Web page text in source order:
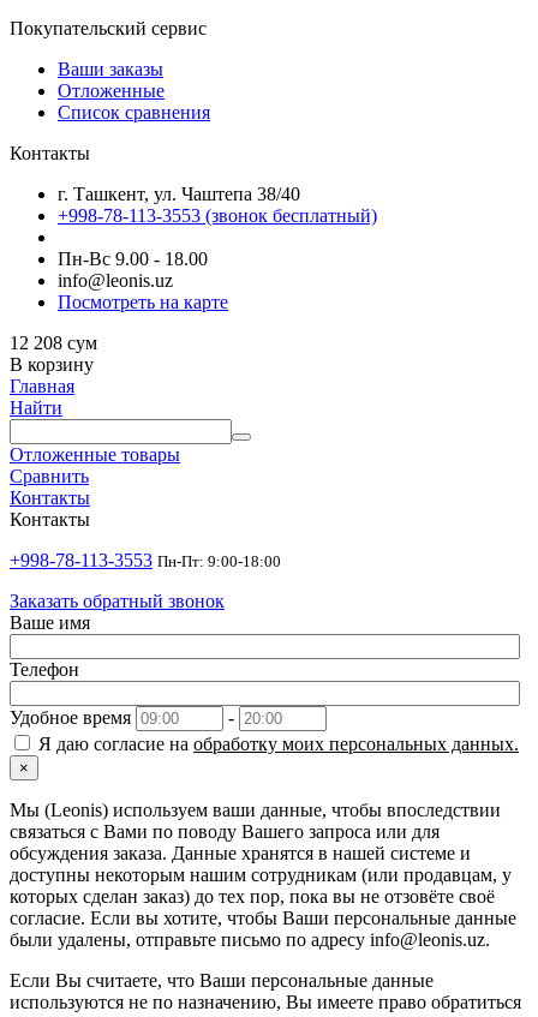
Покупательский сервис
Ваши заказы
Отложенные
Список сравнения
Контакты
г. Ташкент, ул. Чаштепа 38/40
+998-78-113-3553 (звонок бесплатный)
Пн-Вс 9.00 - 18.00
info@leonis.uz
Посмотреть на карте
12 208 сум
В корзину
Главная
Найти
Отложенные товары
Сравнить
Контакты
Контакты
+998-78-113-3553 Пн-Пт: 9:00-18:00
Заказать обратный звонок
Ваше имя
Телефон
Удобное время
-
Я даю согласие на обработку моих персональных данных.
×
Мы (Leonis) используем ваши данные, чтобы впоследствии
связаться с Вами по поводу Вашего запроса или для
обсуждения заказа. Данные хранятся в нашей системе и
доступны некоторым нашим сотрудникам (или продавцам, у
которых сделан заказ) до тех пор, пока вы не отзовёте своё
согласие. Если вы хотите, чтобы Ваши персональные данные
были удалены, отправьте письмо по адресу info@leonis.uz.
Если Вы считаете, что Ваши персональные данные
используются не по назначению, Вы имеете право обратиться